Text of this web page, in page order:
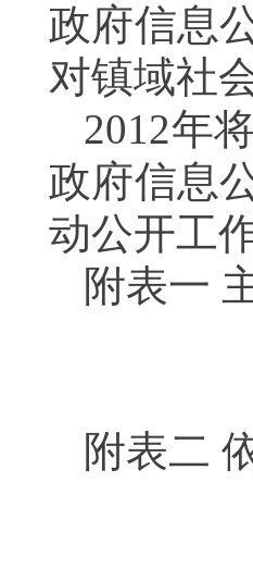
政府信息
对镇域社
2012年
政府信息
动公开工
附表一
附表二